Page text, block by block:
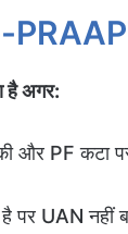
है अगर:
और PF कटा
पर UAN नहीं